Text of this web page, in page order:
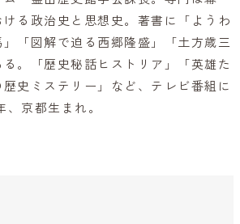
る政治史と思想史。著書に「ようわ
「図解で迫る西郷隆盛」「土方歳三
。「歴史秘話ヒストリア」「英雄た
史ミステリー」など、テレビ番組に
京都生まれ。